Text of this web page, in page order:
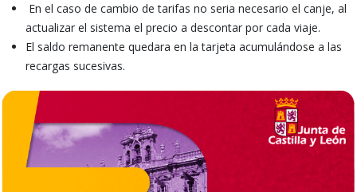
En el caso de cambio de tarifas no seria necesario el canje, al
actualizar el sistema el precio a descontar por cada viaje.
El saldo remanente quedara en la tarjeta acumulándose a las
recargas sucesivas.